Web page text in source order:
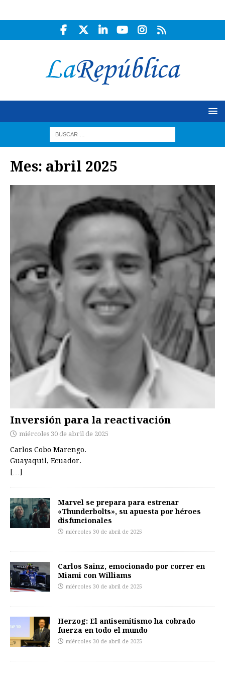
Mes: abril 2025
Inversión para la reactivación
miércoles 30 de abril de 2025
Carlos Cobo Marengo.
Guayaquil, Ecuador.
[…]
Marvel se prepara para estrenar
«Thunderbolts», su apuesta por héroes
disfuncionales
miércoles 30 de abril de 2025
Carlos Sainz, emocionado por correr en
Miami con Williams
miércoles 30 de abril de 2025
Herzog: El antisemitismo ha cobrado
fuerza en todo el mundo
miércoles 30 de abril de 2025